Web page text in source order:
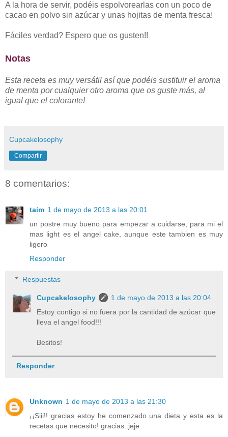
A la hora de servir, podéis espolvorearlas con un poco de
cacao en polvo sin azúcar y unas hojitas de menta fresca!
Fáciles verdad? Espero que os gusten!!
Notas
Esta receta es muy versátil así que podéis sustituir el aroma
de menta por cualquier otro aroma que os guste más, al
igual que el colorante!
Cupcakelosophy
Compartir
8 comentarios:
taim 1 de mayo de 2013 a las 20:01
un postre muy bueno para empezar a cuidarse, para mi el
mas light es el angel cake, aunque este tambien es muy
ligero
Responder
Respuestas
Cupcakelosophy
1 de mayo de 2013 a las 20:04
Estoy contigo si no fuera por la cantidad de azúcar que
lleva el angel food!!!
Besitos!
Responder
Unknown 1 de mayo de 2013 a las 21:30
¡¡Siii!! gracias estoy he comenzado una dieta y esta es la
recetas que necesito! gracias..jeje